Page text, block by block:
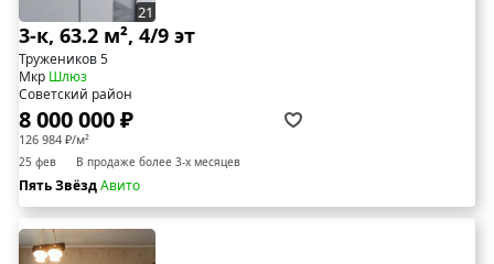
21
3-к, 63.2 м², 4/9 эт
Тружеников 5
Мкр Шлюз
Советский район
8 000 000 ₽
126 984 ₽/м²
25 фев В продаже более 3-х месяцев
Пять ЗвёздАвито